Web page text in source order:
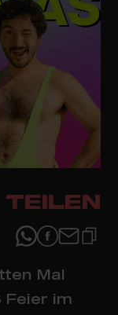
TEILEN
Mal
Feier im